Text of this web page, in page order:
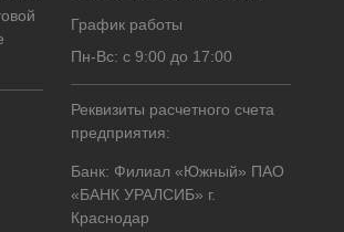
График работы
Пн-Вс: с 9:00 до 17:00
Реквизиты расчетного счета
предприятия:
Банк: Филиал «Южный» ПАО
«БАНК УРАЛСИБ» г.
Краснодар